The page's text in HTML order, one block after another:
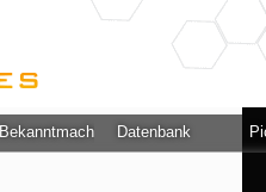
Bekanntmachung Datenbank